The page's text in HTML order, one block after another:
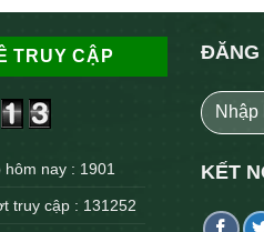
TRUY CẬP
hôm nay : 1901
truy cập : 131252
ĐĂNG
KẾT